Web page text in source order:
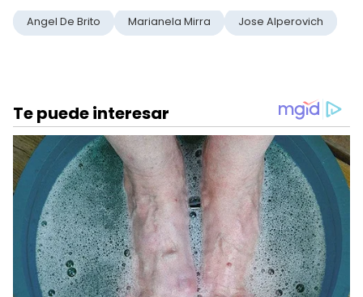
Angel De Brito Marianela Mirra Jose Alperovich